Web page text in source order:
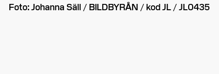
Foto: Johanna Säll / BILDBYRÅN / kod JL / JL0435